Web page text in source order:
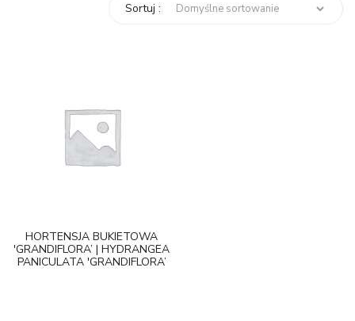
Sortuj :
HORTENSJA BUKIETOWA
'GRANDIFLORA’ | HYDRANGEA
PANICULATA 'GRANDIFLORA’